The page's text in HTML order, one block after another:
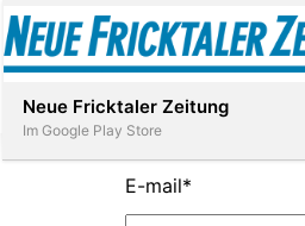
Abonnieren
E-mail*
Neue Fricktaler Zeitung
Im Google Play Store